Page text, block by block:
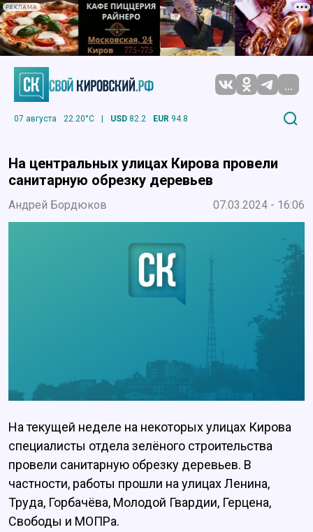
РЕКЛАМА
...
07 августа 22.20°C | USD 82.2 EUR 94.8
На центральных улицах Кирова провели
санитарную обрезку деревьев
Андрей Бордюков 07.03.2024 - 16:06
На текущей неделе на некоторых улицах Кирова
специалисты отдела зелёного строительства
провели санитарную обрезку деревьев. В
частности, работы прошли на улицах Ленина,
Труда, Горбачёва, Молодой Гвардии, Герцена,
Свободы и МОПРа.